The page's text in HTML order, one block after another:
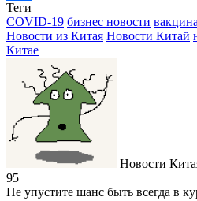
Отправить
Теги
COVID-19 бизнес новости вакцина
Новости из Китая Новости Китай
Китае
Новости
95
Не упустите шанс быть всегда в